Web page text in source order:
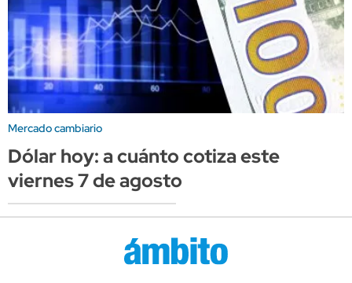
Mercado cambiario
Dólar hoy: a cuánto cotiza este
viernes 7 de agosto